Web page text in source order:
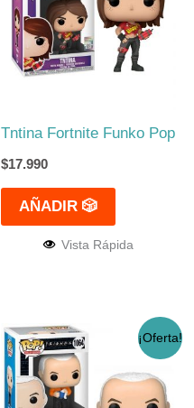
Tntina Fortnite Funko Pop
$17.990
AÑADIR 🎲
Vista Rápida
¡Oferta!
El
precio
original
era:
$17.990.
es:
$14.990.